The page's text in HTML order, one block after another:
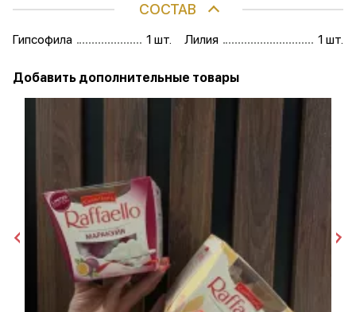
СОСТАВ
Гипсофила 1 шт. Лилия 1 шт.
Добавить дополнительные товары